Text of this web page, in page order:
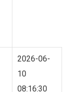
2026-06-
10
08:16:30